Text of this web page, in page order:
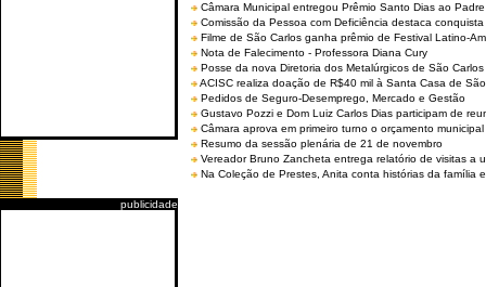
publicidade
Câmara Municipal entregou Prêmio Santo Dias ao
Comissão da Pessoa com Deficiência destaca
Filme de São Carlos ganha prêmio de Festival Latino-
Nota de Falecimento - Professora Diana Cury
Posse da nova Diretoria dos Metalúrgicos de São
ACISC realiza doação de R$40 mil à Santa Casa de
Pedidos de Seguro-Desemprego, Mercado e Gestão
Gustavo Pozzi e Dom Luiz Carlos Dias participam de
Câmara aprova em primeiro turno o orçamento
Resumo da sessão plenária de 21 de novembro
Vereador Bruno Zancheta entrega relatório de visitas a
Na Coleção de Prestes, Anita conta histórias da família